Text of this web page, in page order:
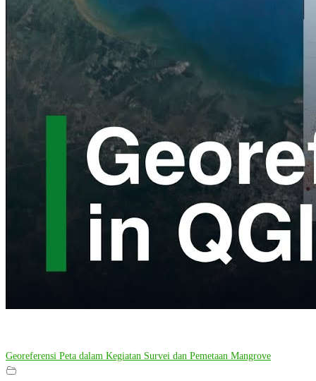
Georeferensi Peta dalam Kegiatan Survei dan Pemetaan Mangrove